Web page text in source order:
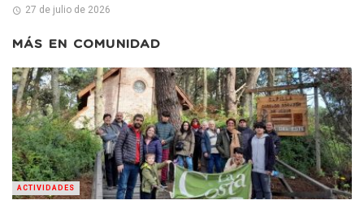
27 de julio de 2026
MÁS EN COMUNIDAD
ACTIVIDADES